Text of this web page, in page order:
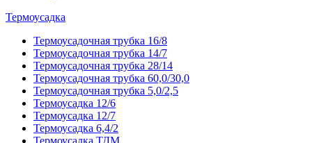
Термоусадка
Термоусадочная трубка 16/8
Термоусадочная трубка 14/7
Термоусадочная трубка 28/14
Термоусадочная трубка 60,0/30,0
Термоусадочная трубка 5,0/2,5
Термоусадка 12/6
Термоусадка 12/7
Термоусадка 6,4/2
Термоусадка ТДМ